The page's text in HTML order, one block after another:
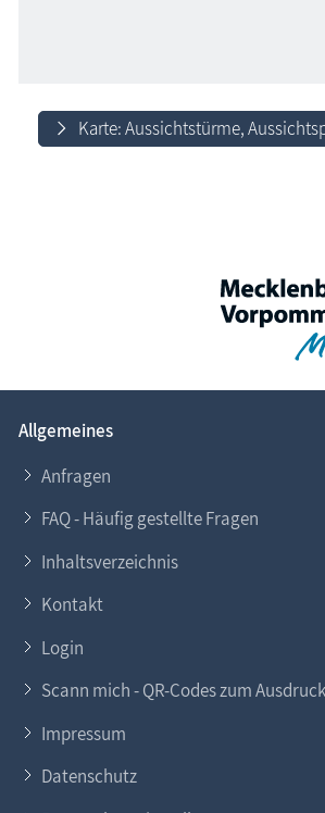
Karte: Aussichtstürme,
Allgemeines
Anfragen
FAQ - Häufig gestellte Fragen
Inhaltsverzeichnis
Kontakt
Login
Scann mich - QR-Codes zum
Impressum
Datenschutz